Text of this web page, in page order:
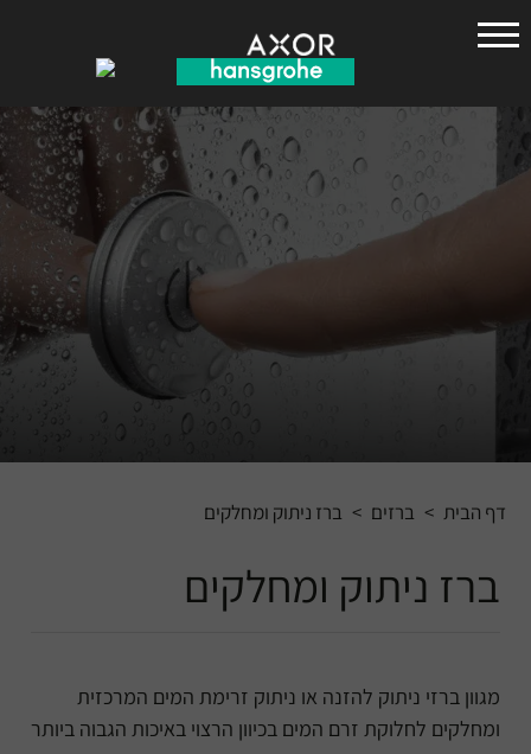
גרואה
דף הבית > ברזים > ברז ניתוק ומחלקים
ברז ניתוק ומחלקים
מגוון ברזי ניתוק להזנה או ניתוק זרימת המים המרכזית
ומחלקים לחלוקת זרם המים בכיוון הרצוי באיכות הגבוה ביותר